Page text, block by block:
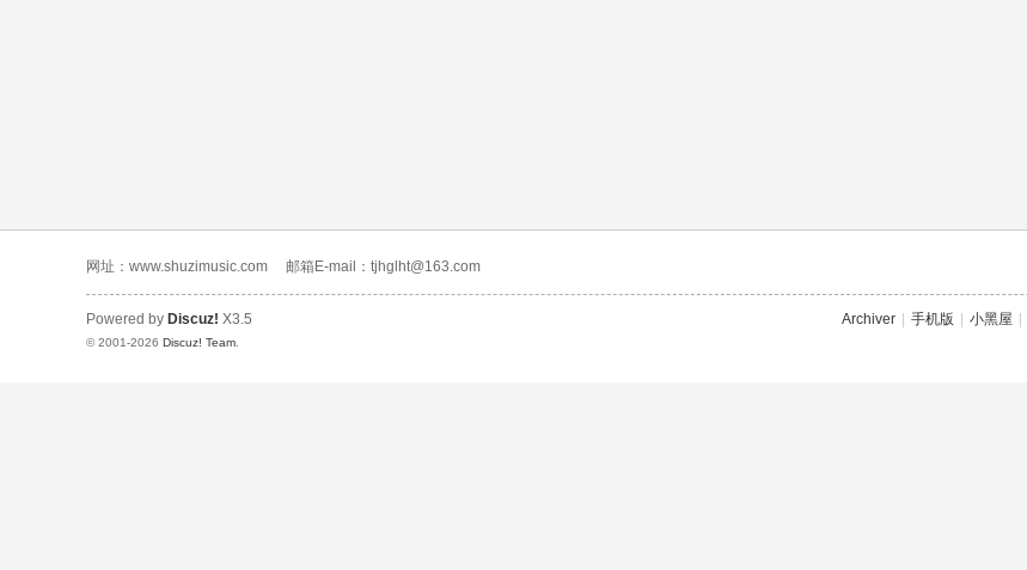
网址：www.shuzimusic.com 邮箱E-mail：tjhglht@163.com
Archiver 手机版 小黑屋
Powered by Discuz! X3.5
© 2001-2026 Discuz! Team